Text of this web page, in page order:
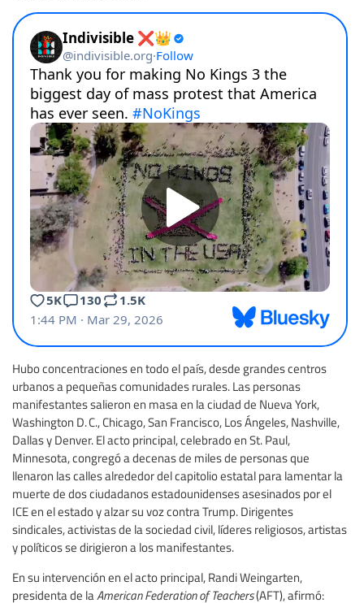
Hubo concentraciones en todo el país, desde grandes centros
urbanos a pequeñas comunidades rurales. Las personas
manifestantes salieron en masa en la ciudad de Nueva York,
Washington D. C., Chicago, San Francisco, Los Ángeles, Nashville,
Dallas y Denver. El acto principal, celebrado en St. Paul,
Minnesota, congregó a decenas de miles de personas que
llenaron las calles alrededor del capitolio estatal para lamentar la
muerte de dos ciudadanos estadounidenses asesinados por el
ICE en el estado y alzar su voz contra Trump. Dirigentes
sindicales, activistas de la sociedad civil, líderes religiosos, artistas
y políticos se dirigieron a los manifestantes.
En su intervención en el acto principal, Randi Weingarten,
presidenta de la American Federation of Teachers(AFT), afirmó: